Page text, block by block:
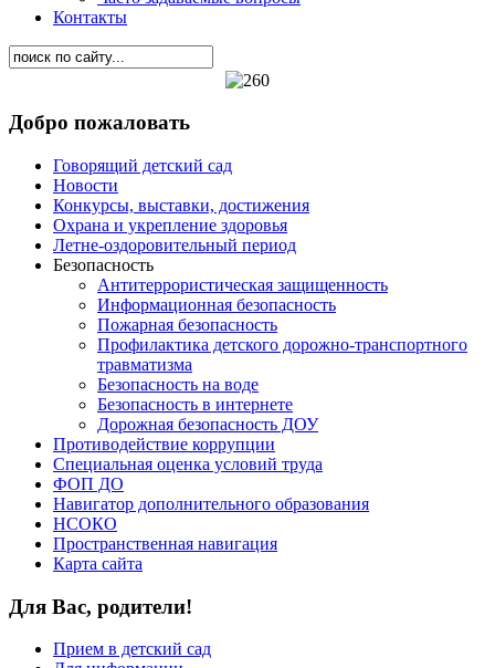
Контакты
Добро пожаловать
Говорящий детский сад
Новости
Конкурсы, выставки, достижения
Охрана и укрепление здоровья
Летне-оздоровительный период
Безопасность
Антитеррористическая защищенность
Информационная безопасность
Пожарная безопасность
Профилактика детского дорожно-транспортного
травматизма
Безопасность на воде
Безопасность в интернете
Дорожная безопасность ДОУ
Противодействие коррупции
Специальная оценка условий труда
ФОП ДО
Навигатор дополнительного образования
НСОКО
Пространственная навигация
Карта сайта
Для Вас, родители!
Прием в детский сад